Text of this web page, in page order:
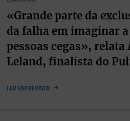
que
«Grande parte da
da falha em imaginar a
pessoas cegas», relata
Leland, finalista do
LER ENTREVISTA